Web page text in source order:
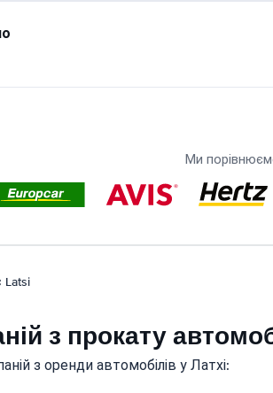
Ми
Latsi
з прокату
з оренди автомобілів у Латхі: